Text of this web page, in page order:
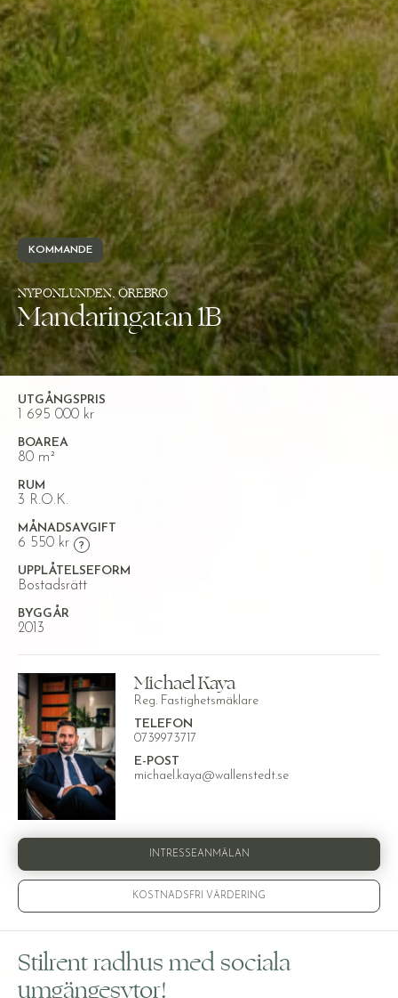
KOMMANDE
NYPONLUNDEN, ÖREBRO
Mandaringatan 1B
UTGÅNGSPRIS
1 695 000 kr
BOAREA
80 m²
RUM
3 R.O.K.
MÅNADSAVGIFT
6 550 kr
UPPLÅTELSEFORM
Bostadsrätt
BYGGÅR
2013
Michael Kaya
Reg. Fastighetsmäklare
TELEFON
0739973717
E-POST
michael.kaya@wallenstedt.se
INTRESSEANMÄLAN
KOSTNADSFRI VÄRDERING
Stilrent radhus med sociala
umgängesytor!